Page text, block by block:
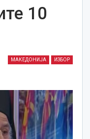
10
МАКЕДОНИЈА ИЗБОР